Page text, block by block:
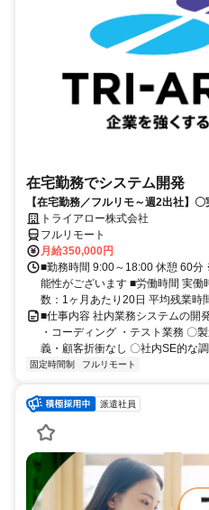
在宅勤務でシステム開発
【在宅勤務／フルリモ～週2出社】
〇業務用端末貸与あり
トライアロー株式会社
フルリモート
月給350,000円
■勤務時間 9:00～18:00 休憩 60
能性がございます ■労働時間 実働
数：1ヶ月あたり20日 平均残業時
■仕事内容 社内業務システムの開
・コーディング ・テスト業務 〇
義・顧客折衝なし 〇社内SE的な
固定時間制 フルリモート
派遣社員